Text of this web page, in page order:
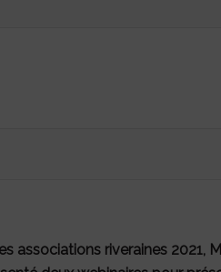
associations riveraines 2021,